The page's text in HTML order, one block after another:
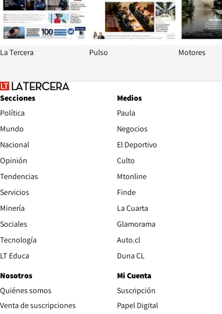
La Tercera Pulso Motores
Secciones
Política
Mundo
Nacional
Opinión
Tendencias
Servicios
Minería
Sociales
Tecnología
LT Educa
Medios
Paula
Negocios
El Deportivo
Culto
Mtonline
Finde
La Cuarta
Glamorama
Auto.clOpens in new window
Duna CLOpens in new window
Nosotros
Quiénes somos
Venta de suscripciones
Mi Cuenta
Suscripción
Papel DigitalOpens in new